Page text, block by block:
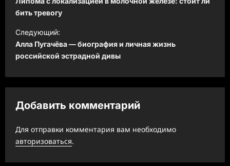
в
и
г
а
ц
я
з
а
бить тревогу
Следующий:
Алла Пугачёва — биография и личная жизнь
российской эстрадной дивы
Добавить комментарий
Для отправки комментария вам необходимо
авторизоваться.